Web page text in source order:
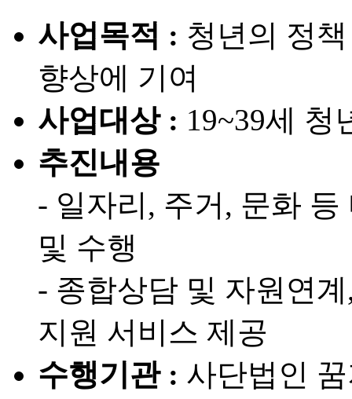
사업목적 : 청년의 정
향상에 기여
사업대상 : 19~39세 청
추진내용
- 일자리, 주거, 문화
및 수행
- 종합상담 및 자원연
지원 서비스 제공
수행기관 : 사단법인